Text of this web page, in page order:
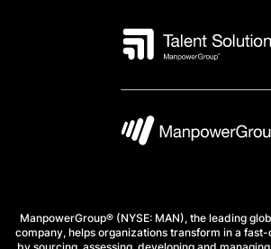
ManpowerGroup® (NYSE: MAN), the leading
company, helps organizations transform in a
by sourcing, assessing, developing and